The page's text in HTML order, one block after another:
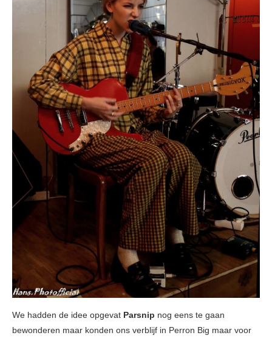
We hadden de idee opgevat Parsnip nog eens te gaan
bewonderen maar konden ons verblijf in Perron Big maar voor